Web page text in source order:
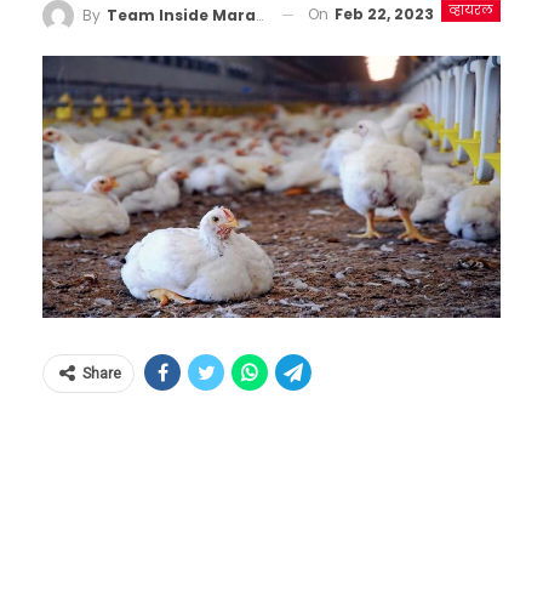
व्हायरल
By Team Inside Marathi On Feb 22, 2023
Share